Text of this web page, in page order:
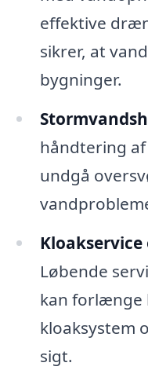
effektive
sikrer, at
bygninger.
håndtering
undgå
Løbende
kan forlænge
kloaksystem
sigt.